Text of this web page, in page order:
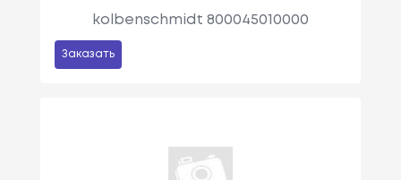
kolbenschmidt 800045010000
Заказать